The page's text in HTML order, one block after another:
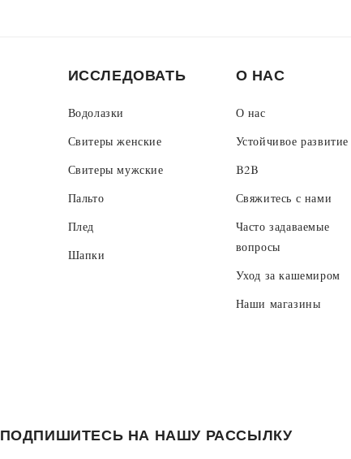
ИССЛЕДОВАТЬ
Водолазки
Свитеры женские
Свитеры мужские
Пальто
Плед
Шапки
О НАС
О нас
Устойчивое развитие
B2B
Свяжитесь с нами
Часто задаваемые
вопросы
Уход за кашемиром
Наши магазины
ПОДПИШИТЕСЬ НА НАШУ РАССЫЛКУ